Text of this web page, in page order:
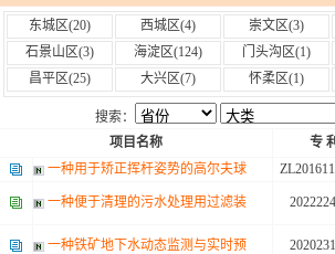
东城区(20) 西城区(4) 崇文区(3)
石景山区(3) 海淀区(124) 门头沟区(1)
昌平区(25) 大兴区(7) 怀柔区(1)
搜索：
项目名称
专
一种用于矫正挥杆姿势的高尔夫球
一种便于清理的污水处理用过滤装
一种铁矿地下水动态监测与实时预